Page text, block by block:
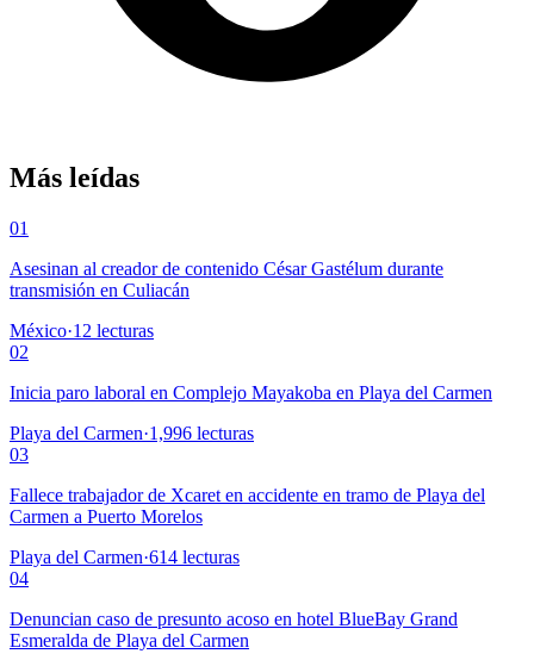
Más leídas
01
Asesinan al creador de contenido César Gastélum durante
transmisión en Culiacán
México·12 lecturas
02
Inicia paro laboral en Complejo Mayakoba en Playa del Carmen
Playa del Carmen·1,996 lecturas
03
Fallece trabajador de Xcaret en accidente en tramo de Playa del
Carmen a Puerto Morelos
Playa del Carmen·614 lecturas
04
Denuncian caso de presunto acoso en hotel BlueBay Grand
Esmeralda de Playa del Carmen